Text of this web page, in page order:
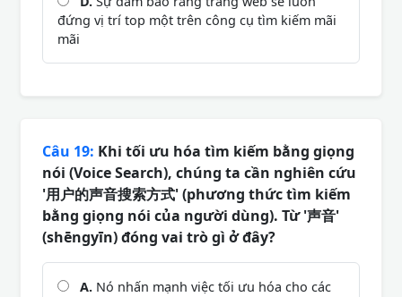
đứng vị trí top một trên công cụ tìm kiếm mãi
mãi
Câu 19: Khi tối ưu hóa tìm kiếm bằng giọng
nói (Voice Search), chúng ta cần nghiên cứu
'用户的声音搜索方式' (phương thức tìm kiếm
bằng giọng nói của người dùng). Từ '声音'
(shēngyīn) đóng vai trò gì ở đây?
A. Nó nhấn mạnh việc tối ưu hóa cho các